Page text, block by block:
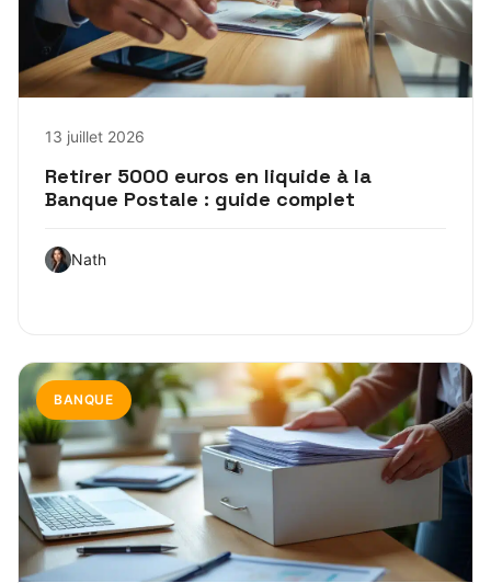
13 juillet 2026
Retirer 5000 euros en liquide à la
Banque Postale : guide complet
Nath
BANQUE